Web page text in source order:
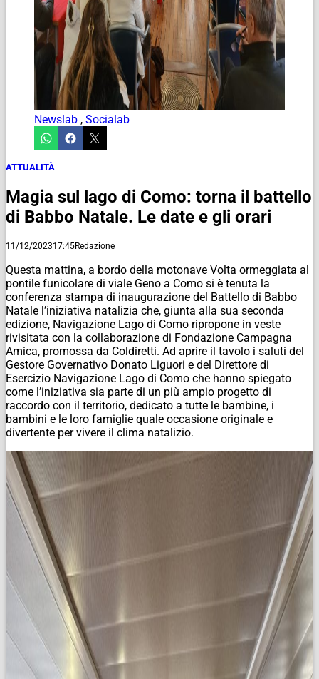
Newslab , Socialab
ATTUALITÀ
Magia sul lago di Como: torna il battello
di Babbo Natale. Le date e gli orari
11/12/202317:45Redazione
Questa mattina, a bordo della motonave Volta ormeggiata al
pontile funicolare di viale Geno a Como si è tenuta la
conferenza stampa di inaugurazione del Battello di Babbo
Natale l’iniziativa natalizia che, giunta alla sua seconda
edizione, Navigazione Lago di Como ripropone in veste
rivisitata con la collaborazione di Fondazione Campagna
Amica, promossa da Coldiretti. Ad aprire il tavolo i saluti del
Gestore Governativo Donato Liguori e del Direttore di
Esercizio Navigazione Lago di Como che hanno spiegato
come l’iniziativa sia parte di un più ampio progetto di
raccordo con il territorio, dedicato a tutte le bambine, i
bambini e le loro famiglie quale occasione originale e
divertente per vivere il clima natalizio.